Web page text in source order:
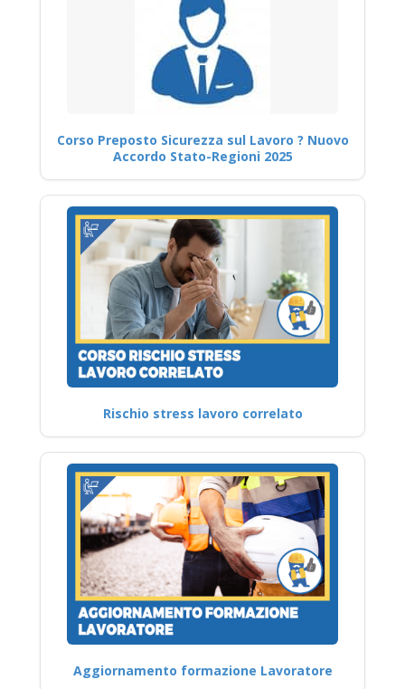
Corso Preposto Sicurezza sul Lavoro ? Nuovo
Accordo Stato-Regioni 2025
Rischio stress lavoro correlato
Aggiornamento formazione Lavoratore